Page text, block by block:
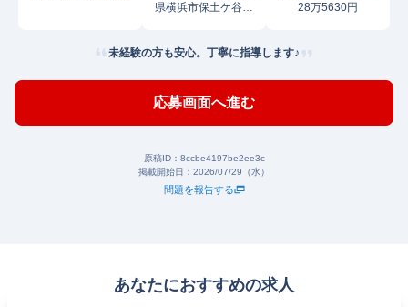
県横浜市保土ケ谷区
28万5630円
未経験の方も安心。丁寧に指導します♪
応募画面へ進む
原稿ID： 8ccbe4197be2ee3c
掲載開始日： 2026/07/29（水）
問題を報告する
あなたにおすすめの求人